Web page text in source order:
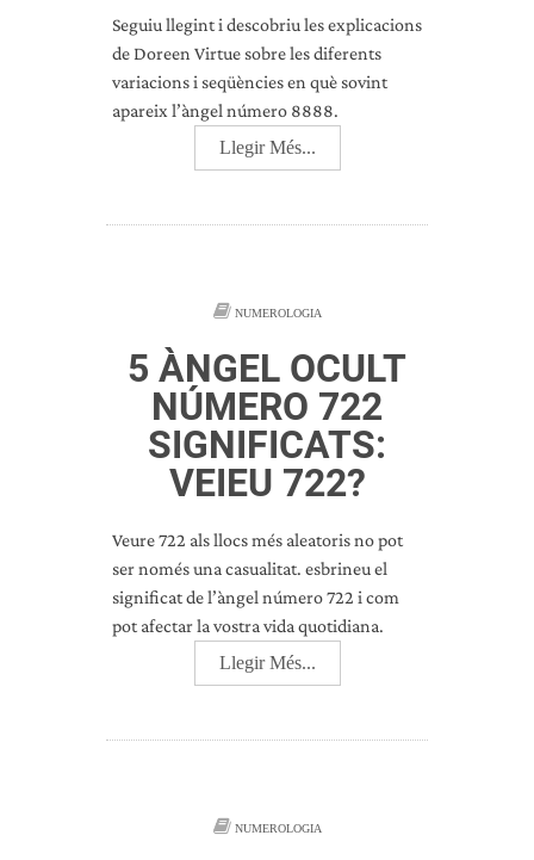
Seguiu llegint i descobriu les explicacions
de Doreen Virtue sobre les diferents
variacions i seqüències en què sovint
apareix l’àngel número 8888.
Llegir Més...
NUMEROLOGIA
5 ÀNGEL OCULT
NÚMERO 722
SIGNIFICATS:
VEIEU 722?
Veure 722 als llocs més aleatoris no pot
ser només una casualitat. esbrineu el
significat de l’àngel número 722 i com
pot afectar la vostra vida quotidiana.
Llegir Més...
NUMEROLOGIA